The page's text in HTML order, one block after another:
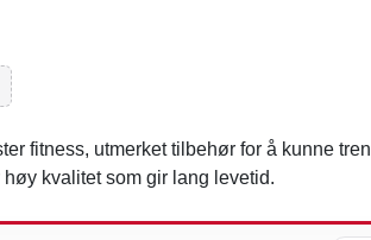
fitness, utmerket tilbehør for å kunne
kvalitet som gir lang levetid.